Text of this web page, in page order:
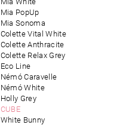
Mia PopUp
Mia Sonoma
Colette Vital White
Colette Anthracite
Colette Relax Grey
Eco Line
Némó Caravelle
Némó White
Holly Grey
CUBE
White Bunny